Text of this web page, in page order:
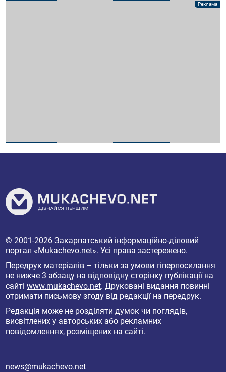
© 2001-2026Закарпатський інформаційно-діловий
портал «Mukachevo.net». Усі права застережено.
Передрук матеріалів – тільки за умови гіперпосилання
не нижче 3 абзацу на відповідну сторінку публікації на
сайтіwww.mukachevo.net. Друковані видання повинні
отримати письмову згоду від редакції на передрук.
Редакція може не розділяти думок чи поглядів,
висвітлених у авторських або рекламних
повідомленнях, розміщених на сайті.
news@mukachevo.net